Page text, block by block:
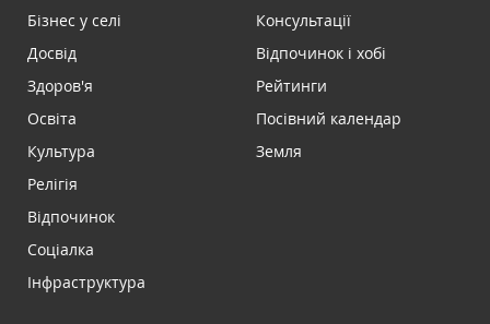
Бізнес у селі
Досвід
Здоров'я
Освіта
Культура
Релігія
Відпочинок
Соціалка
Інфраструктура
Консультації
Відпочинок і хобі
Рейтинги
Посівний календар
Земля